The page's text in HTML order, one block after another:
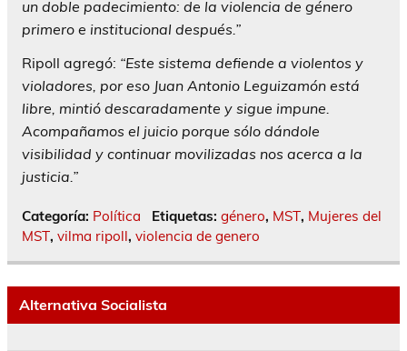
un doble padecimiento: de la violencia de género
primero e institucional después.”
Ripoll agregó: “Este sistema defiende a violentos y
violadores, por eso Juan Antonio Leguizamón está
libre, mintió descaradamente y sigue impune.
Acompañamos el juicio porque sólo dándole
visibilidad y continuar movilizadas nos acerca a la
justicia.”
Categoría: Política Etiquetas: género, MST, Mujeres del
MST, vilma ripoll, violencia de genero
Alternativa Socialista